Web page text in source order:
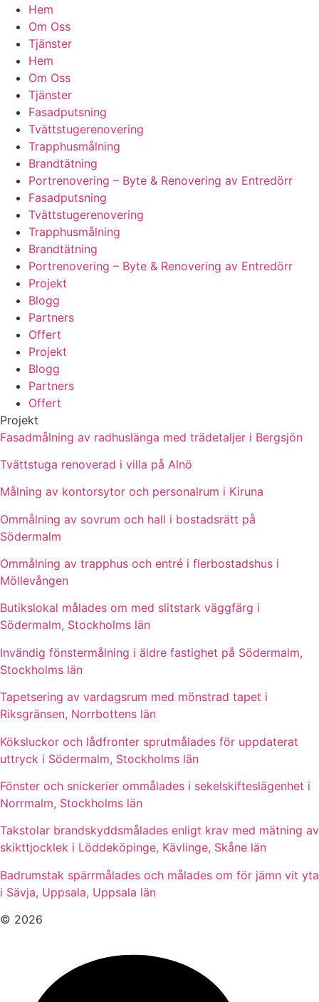
Hem
Om Oss
Tjänster
Hem
Om Oss
Tjänster
Fasadputsning
Tvättstugerenovering
Trapphusmålning
Brandtätning
Portrenovering – Byte & Renovering av Entredörr
Fasadputsning
Tvättstugerenovering
Trapphusmålning
Brandtätning
Portrenovering – Byte & Renovering av Entredörr
Projekt
Blogg
Partners
Offert
Projekt
Blogg
Partners
Offert
Projekt
Fasadmålning av radhuslänga med trädetaljer i Bergsjön
Tvättstuga renoverad i villa på Alnö
Målning av kontorsytor och personalrum i Kiruna
Ommålning av sovrum och hall i bostadsrätt på
Södermalm
Ommålning av trapphus och entré i flerbostadshus i
Möllevången
Butikslokal målades om med slitstark väggfärg i
Södermalm, Stockholms län
Invändig fönstermålning i äldre fastighet på Södermalm,
Stockholms län
Tapetsering av vardagsrum med mönstrad tapet i
Riksgränsen, Norrbottens län
Köksluckor och lådfronter sprutmålades för uppdaterat
uttryck i Södermalm, Stockholms län
Fönster och snickerier ommålades i sekelskifteslägenhet i
Norrmalm, Stockholms län
Takstolar brandskyddsmålades enligt krav med mätning av
skikttjocklek i Löddeköpinge, Kävlinge, Skåne län
Badrumstak spärrmålades och målades om för jämn vit yta
i Sävja, Uppsala, Uppsala län
© 2026